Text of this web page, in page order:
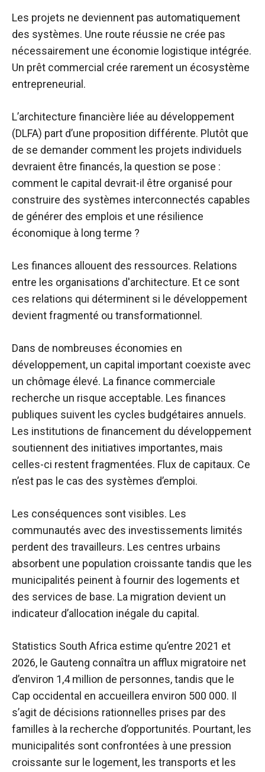
Les projets ne deviennent pas automatiquement
des systèmes. Une route réussie ne crée pas
nécessairement une économie logistique intégrée.
Un prêt commercial crée rarement un écosystème
entrepreneurial.
L’architecture financière liée au développement
(DLFA) part d’une proposition différente. Plutôt que
de se demander comment les projets individuels
devraient être financés, la question se pose :
comment le capital devrait-il être organisé pour
construire des systèmes interconnectés capables
de générer des emplois et une résilience
économique à long terme ?
Les finances allouent des ressources. Relations
entre les organisations d'architecture. Et ce sont
ces relations qui déterminent si le développement
devient fragmenté ou transformationnel.
Dans de nombreuses économies en
développement, un capital important coexiste avec
un chômage élevé. La finance commerciale
recherche un risque acceptable. Les finances
publiques suivent les cycles budgétaires annuels.
Les institutions de financement du développement
soutiennent des initiatives importantes, mais
celles-ci restent fragmentées. Flux de capitaux. Ce
n’est pas le cas des systèmes d’emploi.
Les conséquences sont visibles. Les
communautés avec des investissements limités
perdent des travailleurs. Les centres urbains
absorbent une population croissante tandis que les
municipalités peinent à fournir des logements et
des services de base. La migration devient un
indicateur d’allocation inégale du capital.
Statistics South Africa estime qu’entre 2021 et
2026, le Gauteng connaîtra un afflux migratoire net
d’environ 1,4 million de personnes, tandis que le
Cap occidental en accueillera environ 500 000. Il
s’agit de décisions rationnelles prises par des
familles à la recherche d’opportunités. Pourtant, les
municipalités sont confrontées à une pression
croissante sur le logement, les transports et les